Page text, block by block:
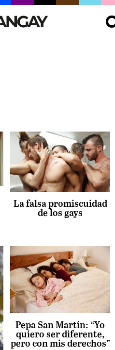
La falsa promiscuidad
de los gays
Pepa San Martín: “Yo
quiero ser diferente,
pero con mis derechos”